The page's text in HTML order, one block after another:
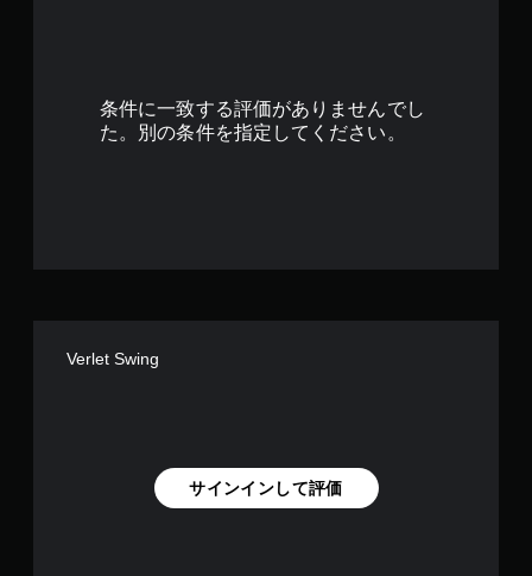
条件に一致する評価がありませんでし
た。別の条件を指定してください。
Verlet Swing
サインインして評価